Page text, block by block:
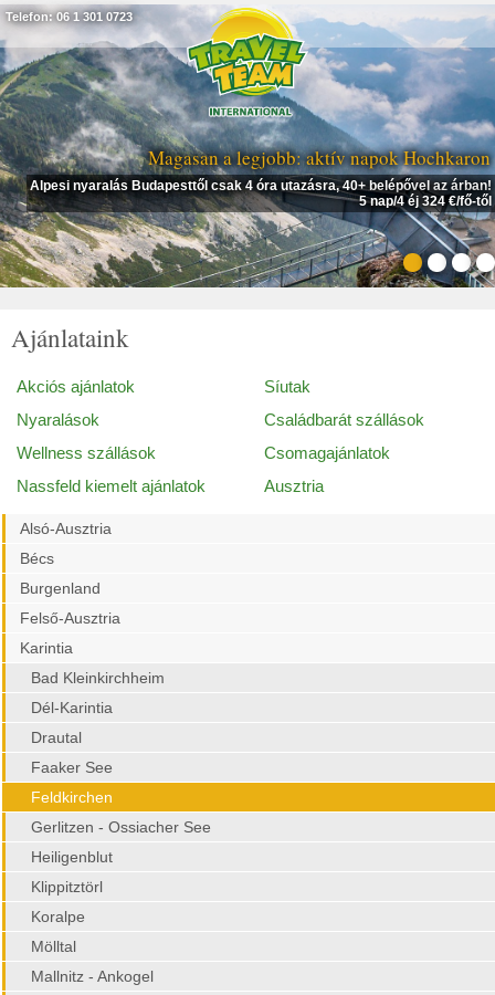
Magasan a legjobb: aktív napok Hochkaron
Alpesi nyaralás Budapesttől csak 4 óra utazásra, 40+ belépővel az árban!
5 nap/4 éj 324 €/fő-től
Telefon: 06 1 301 0723
Ajánlataink
Akciós ajánlatok
Síutak
Nyaralások
Családbarát szállások
Wellness szállások
Csomagajánlatok
Nassfeld kiemelt ajánlatok
Ausztria
Alsó-Ausztria
Bécs
Burgenland
Felső-Ausztria
Karintia
Bad Kleinkirchheim
Dél-Karintia
Drautal
Faaker See
Feldkirchen
Gerlitzen - Ossiacher See
Heiligenblut
Klippitztörl
Koralpe
Mölltal
Mallnitz - Ankogel